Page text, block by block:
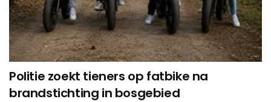
Politie zoekt tieners op fatbike na
brandstichting in bosgebied